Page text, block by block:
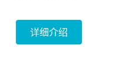
详细介绍